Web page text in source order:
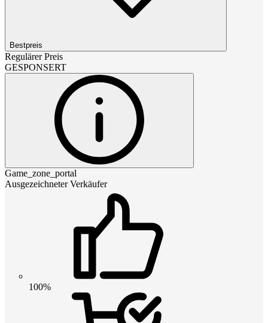
Bestpreis
Regulärer Preis
GESPONSERT
Game_zone_portal
Ausgezeichneter Verkäufer
100%